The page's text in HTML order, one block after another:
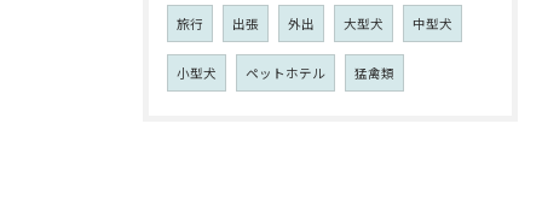
旅行 出張 外出 大型犬 中型犬
小型犬 ペットホテル 猛禽類